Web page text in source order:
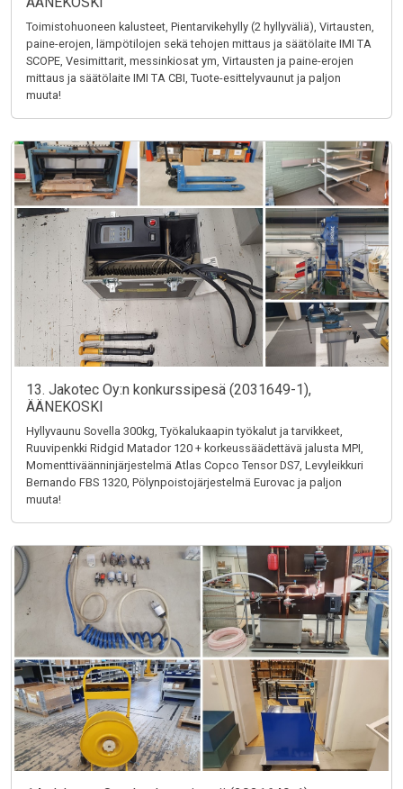
Toimistohuoneen kalusteet, Pientarvikehylly (2 hyllyväliä), Virtausten,
paine-erojen, lämpötilojen sekä tehojen mittaus ja säätölaite IMI TA
SCOPE, Vesimittarit, messinkiosat ym, Virtausten ja paine-erojen
mittaus ja säätölaite IMI TA CBI, Tuote-esittelyvaunut ja paljon
muuta!
13. Jakotec Oy:n konkurssipesä (2031649-1),
ÄÄNEKOSKI
Hyllyvaunu Sovella 300kg, Työkalukaapin työkalut ja tarvikkeet,
Ruuvipenkki Ridgid Matador 120 + korkeussäädettävä jalusta MPI,
Momenttiväänninjärjestelmä Atlas Copco Tensor DS7, Levyleikkuri
Bernando FBS 1320, Pölynpoistojärjestelmä Eurovac ja paljon
muuta!